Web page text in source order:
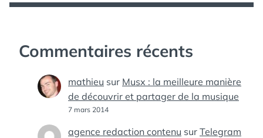
Commentaires récents
mathieu sur Musx : la meilleure manière
de découvrir et partager de la musique
7 mars 2014
agence redaction contenu sur Telegram